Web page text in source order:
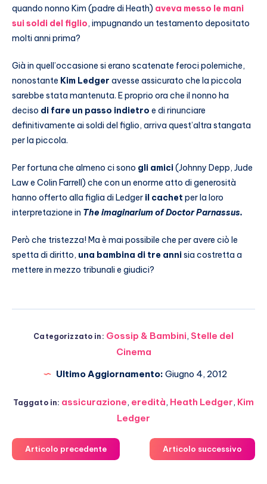
quando nonno Kim (padre di Heath) aveva messo le mani
sui soldi del figlio, impugnando un testamento depositato
molti anni prima?
Già in quell’occasione si erano scatenate feroci polemiche,
nonostante Kim Ledger avesse assicurato che la piccola
sarebbe stata mantenuta. E proprio ora che il nonno ha
deciso di fare un passo indietro e di rinunciare
definitivamente ai soldi del figlio, arriva quest’altra stangata
per la piccola.
Per fortuna che almeno ci sono gli amici(Johnny Depp, Jude
Law e Colin Farrell) che con un enorme atto di generosità
hanno offerto alla figlia di Ledger il cachet per la loro
interpretazione in The imaginarium of Doctor Parnassus.
Però che tristezza! Ma è mai possibile che per avere ciò le
spetta di diritto, una bambina di tre annisia costretta a
mettere in mezzo tribunali e giudici?
Categorizzato in: Gossip & Bambini, Stelle del
Cinema
Ultimo Aggiornamento: Giugno 4, 2012
Taggato in: assicurazione, eredità, Heath Ledger, Kim
Ledger
Articolo precedente Articolo successivo